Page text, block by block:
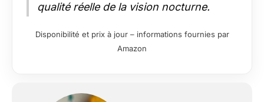
qualité réelle de la vision nocturne.
Disponibilité et prix à jour – informations fournies par
Amazon